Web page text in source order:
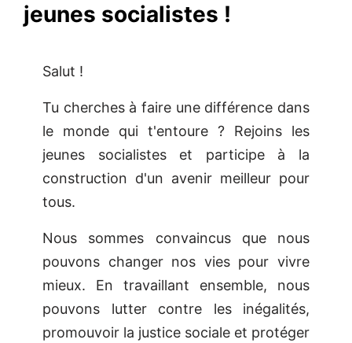
jeunes socialistes !
Salut !
Tu cherches à faire une différence dans
le monde qui t'entoure ? Rejoins les
jeunes socialistes et participe à la
construction d'un avenir meilleur pour
tous.
Nous sommes convaincus que nous
pouvons changer nos vies pour vivre
mieux. En travaillant ensemble, nous
pouvons lutter contre les inégalités,
promouvoir la justice sociale et protéger